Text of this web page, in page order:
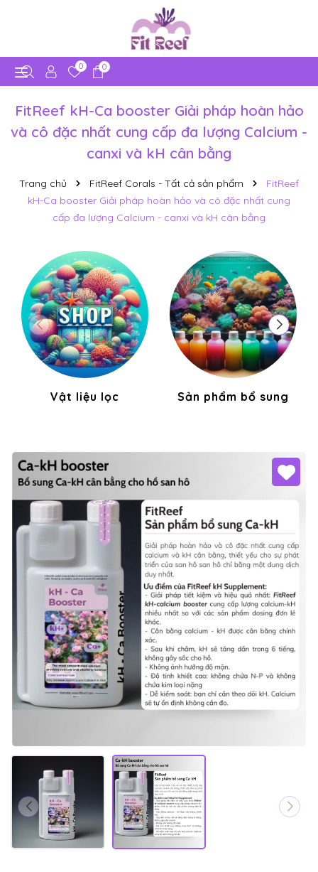
0 0
FitReef kH-Ca booster Giải pháp hoàn hảo
và cô đặc nhất cung cấp đa lượng Calcium -
canxi và kH cân bằng
Trang chủ FitReef Corals - Tất cả sản phẩm
FitReef
kH-Ca booster Giải pháp hoàn hảo và cô đặc nhất cung
cấp đa lượng Calcium - canxi và kH cân bằng
Vật liệu lọc Sản phẩm bổ sung